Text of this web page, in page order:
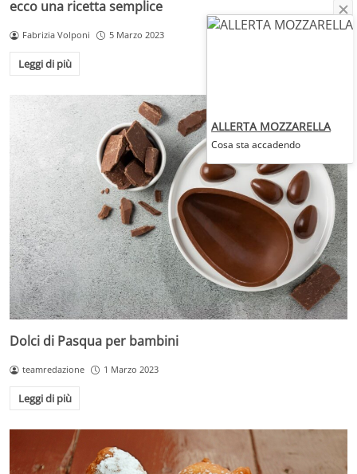
ecco una ricetta semplice
Fabrizia Volponi 5 Marzo 2023
Leggi di più
Dolci di Pasqua per bambini
teamredazione 1 Marzo 2023
Leggi di più
ALLERTA MOZZARELLA
Cosa sta accadendo